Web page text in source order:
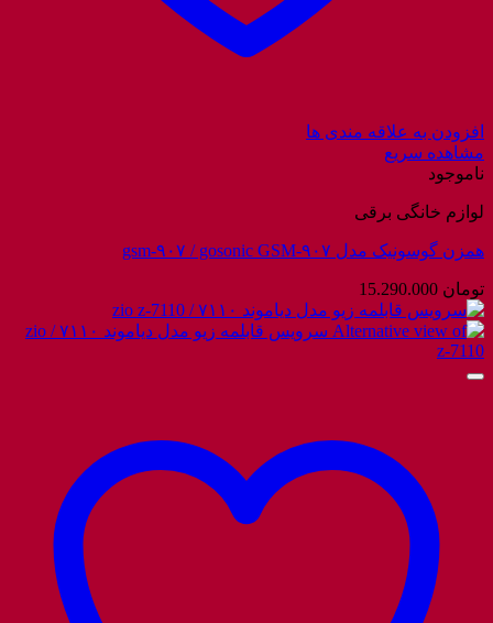
افزودن به علاقه مندی ها
مشاهده سریع
ناموجود
لوازم خانگی برقی
همزن گوسونیک مدل gsm-۹۰۷ / gosonic GSM-۹۰۷
تومان